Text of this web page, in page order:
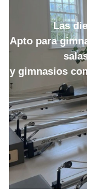
Las
Apto para
y gimnasios